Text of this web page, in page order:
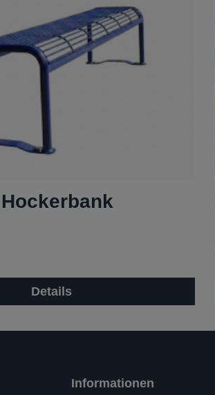
Details
Informationen